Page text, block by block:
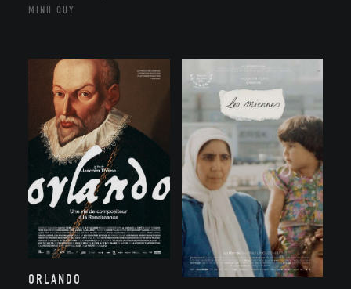
MINH QUÝ
ORLANDO